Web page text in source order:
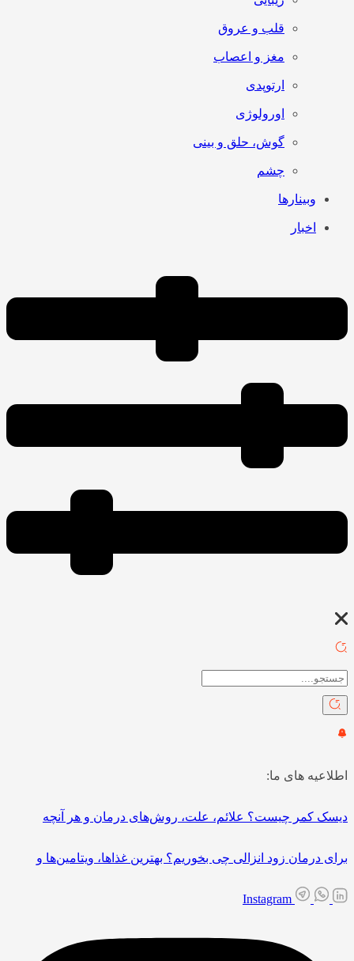
قلب و عروق
مغز و اعصاب
ارتوپدی
اورولوژی
گوش، حلق و بینی
چشم
وبینارها
اخبار
اطلاعیه های ما:
دیسک کمر چیست؟ علائم، علت، روش‌های درمان و هر آنچه
برای درمان زود انزالی چی بخوریم؟ بهترین غذاها، ویتامین‌ها و
Instagram